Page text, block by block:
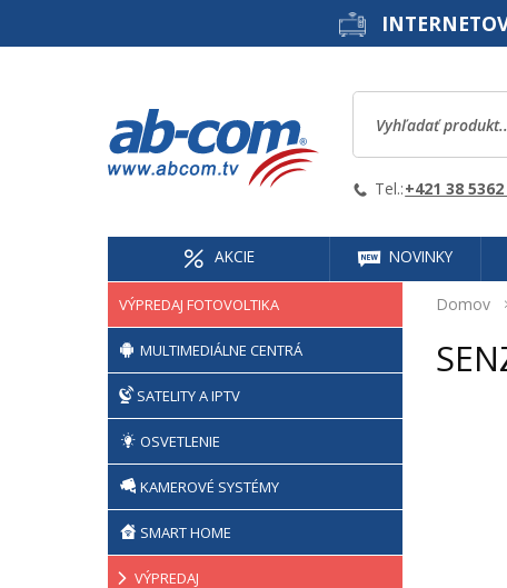
Tel.:+421 38 5362
AKCIE NOVINKY
Domov
VÝPREDAJ FOTOVOLTIKA
MULTIMEDIÁLNE CENTRÁ
SATELITY A IPTV
OSVETLENIE
KAMEROVÉ SYSTÉMY
SMART HOME
VÝPREDAJ